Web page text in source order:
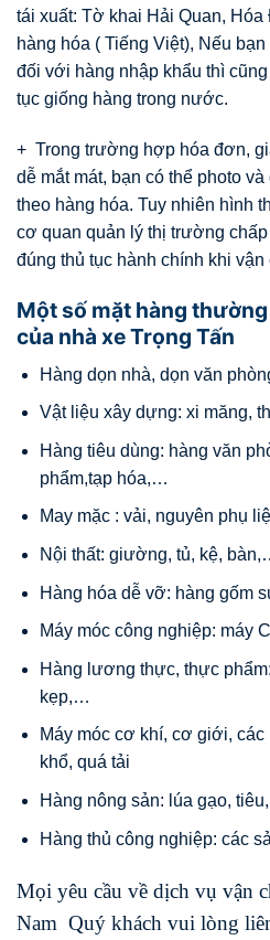
tái xuất: Tờ khai Hải Quan, Hóa
hàng hóa ( Tiếng Việt), Nếu
đối với hàng nhập khẩu thì
tục giống hàng trong nước.
+ Trong trường hợp hóa đơn,
dễ mắt mát, bạn có thể photo
theo hàng hóa. Tuy nhiên hình
cơ quan quản lý thị trường
đúng thủ tục hành chính khi vận
Một số mặt hàng
của nhà xe Trọng Tấn
Hàng dọn nhà, dọn văn
Vật liệu xây dựng: xi măng,
Hàng tiêu dùng: hàng văn
phẩm,tạp hóa,…
May mặc : vải, nguyên phụ
Nội thất: giường, tủ, kệ,
Hàng hóa dễ vỡ: hàng gốm
Máy móc công nghiệp: máy
Hàng lương thực, thực
kẹp,…
Máy móc cơ khí, cơ giới, các
khổ, quá tải
Hàng nông sản: lúa gạo,
Hàng thủ công nghiệp: các
Mọi yêu cầu về dịch vụ vận
Nam Quý khách vui lòng